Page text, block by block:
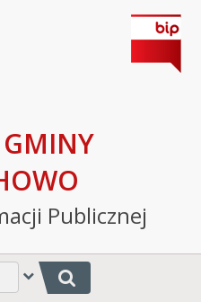
Publicznej
Wpisz
frazę
do